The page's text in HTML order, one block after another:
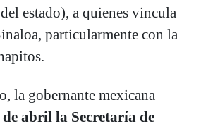
estado), a quienes vincula
particularmente con la
la gobernante mexicana
de abril la Secretaría de